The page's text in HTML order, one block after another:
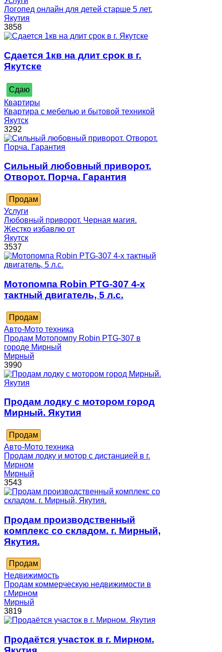
Логопед онлайн для детей старше 5 лет.
Якутия
3858
Сдается 1кв на длит срок в г.
Якутске
Сдаю
Квартиры
Квартира с мебелью и бытовой техникой
Якутск
3292
Сильный любовный приворот.
Отворот. Порча. Гарантия
Продам
Услуги
Любовный приворот. Черная магия.
Жестко избавлю от
Якутск
3537
Мотопомпа Robin PTG-307 4-х
тактный двигатель, 5 л.с.
Продам
Авто-Мото техника
Продам Мотопомпу Robin PTG-307 в
городе Мирный
Мирный
3990
Продам лодку с мотором город
Мирный. Якутия
Продам
Авто-Мото техника
Продам лодку и мотор с дистанцией в г.
Мирном
Мирный
3543
Продам производственный
комплекс со складом. г. Мирный,
Якутия.
Продам
Недвижимость
Продам коммерческую недвижимости в
г.Мирном
Мирный
3819
Продаётся участок в г. Мирном.